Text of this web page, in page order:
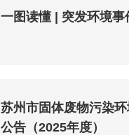
一图读懂 | 突发环境事
苏州市固体废物污染
公告（2025年度）